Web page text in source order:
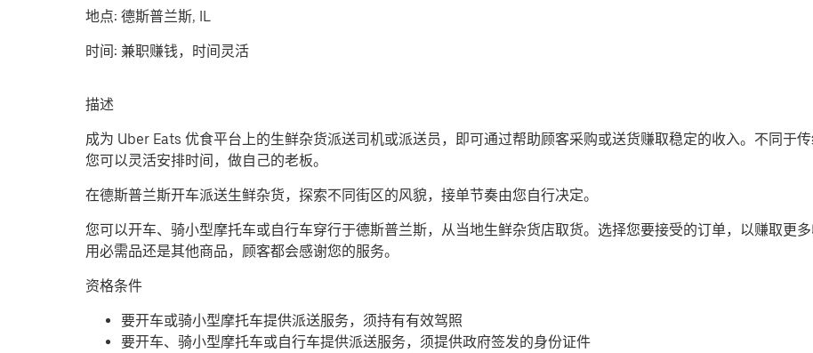
地点: 德斯普兰斯, IL
时间: 兼职赚钱，时间灵活
描述
成为 Uber Eats 优食平台上的生鲜杂货派送司机或派送员，即可通过帮助顾客采购或送货赚取稳定的收入。不同于
您可以灵活安排时间，做自己的老板。
在德斯普兰斯开车派送生鲜杂货，探索不同街区的风貌，接单节奏由您自行决定。
您可以开车、骑小型摩托车或自行车穿行于德斯普兰斯，从当地生鲜杂货店取货。选择您要接受的订单，以赚取更
用必需品还是其他商品，顾客都会感谢您的服务。
资格条件
要开车或骑小型摩托车提供派送服务，须持有有效驾照
要开车、骑小型摩托车或自行车提供派送服务，须提供政府签发的身份证件